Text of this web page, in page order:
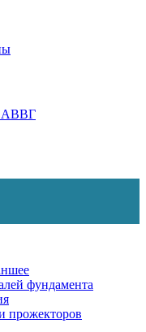
АВВГ
фундамента
прожекторов